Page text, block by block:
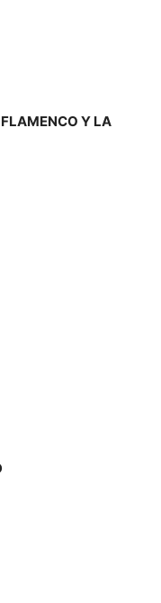
Y LA
EN FERIA